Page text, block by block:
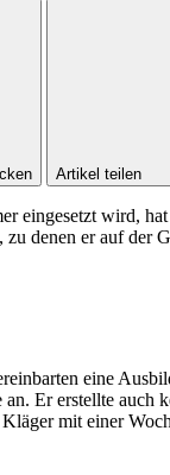
Artikel teilen
eingesetzt wird,
denen er auf der
eine
Er erstellte
mit einer